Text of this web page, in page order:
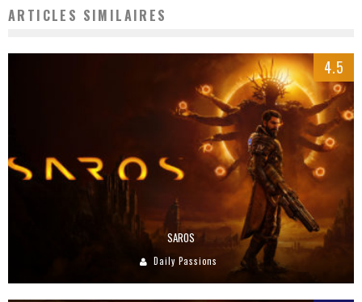
ARTICLES SIMILAIRES
4.5
SAROS
Daily Passions